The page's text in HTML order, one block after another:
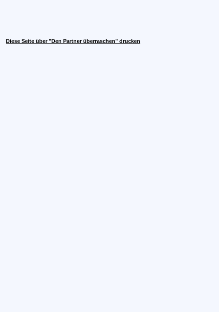
Diese Seite über "Den Partner überraschen" drucken